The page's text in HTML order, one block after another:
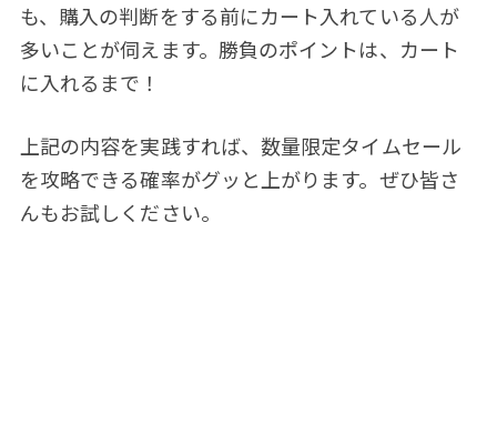
も、購入の判断をする前にカート入れている人が
多いことが伺えます。勝負のポイントは、カート
に入れるまで！
上記の内容を実践すれば、数量限定タイムセール
を攻略できる確率がグッと上がります。ぜひ皆さ
んもお試しください。